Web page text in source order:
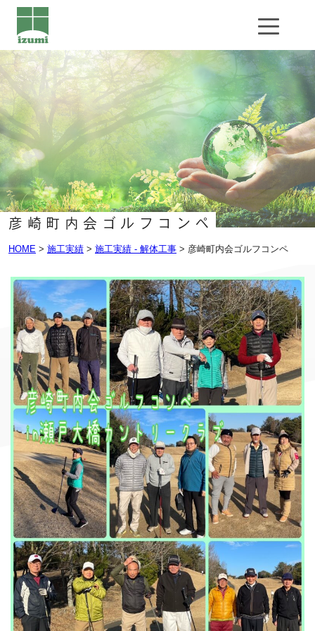
お問い合わせ
彦崎町内会ゴルフコンペ
HOME > 施工実績 > 施工実績 - 解体工事 > 彦崎町内会ゴルフコンペ